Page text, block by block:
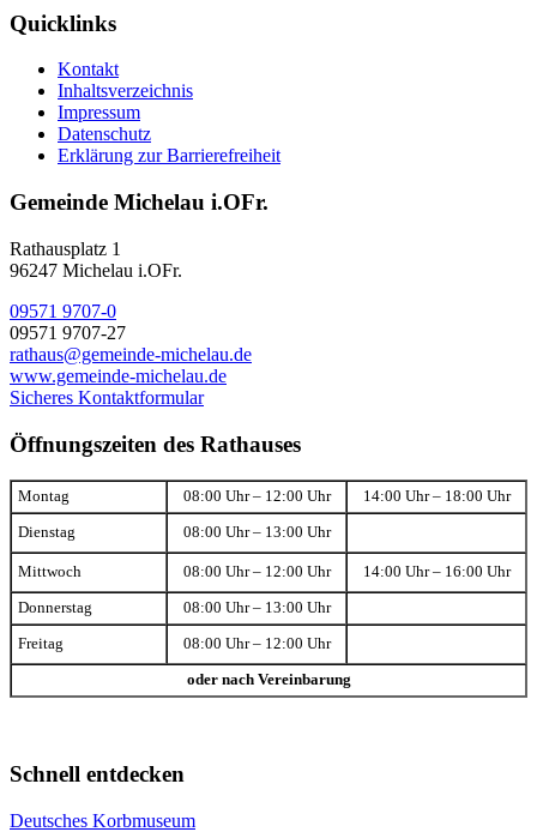
Quicklinks
Kontakt
Inhaltsverzeichnis
Impressum
Datenschutz
Erklärung zur Barrierefreiheit
Gemeinde Michelau i.OFr.
Rathausplatz 1
96247 Michelau i.OFr.
09571 9707-0
09571 9707-27
rathaus@gemeinde-michelau.de
www.gemeinde-michelau.de
Sicheres Kontaktformular
Öffnungszeiten des Rathauses
Montag 08:00 Uhr – 12:00 Uhr 14:00 Uhr – 18:00 Uhr
Dienstag 08:00 Uhr – 13:00 Uhr
Mittwoch 08:00 Uhr – 12:00 Uhr 14:00 Uhr – 16:00 Uhr
Donnerstag 08:00 Uhr – 13:00 Uhr
Freitag 08:00 Uhr – 12:00 Uhr
oder nach Vereinbarung
Schnell entdecken
Deutsches Korbmuseum